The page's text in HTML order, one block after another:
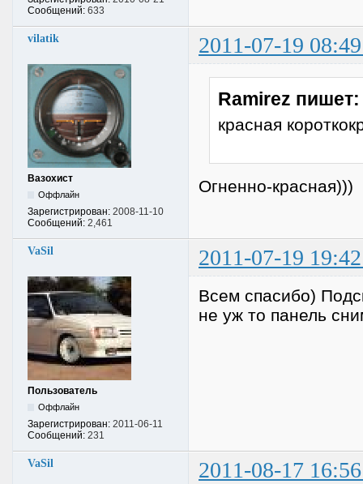
Сообщений: 633
vilatik 2011-07-19
Вазохист
Оффлайн
Зарегистрирован: 2008-11-10
Сообщений: 2,461
Ramirez пишет:
красная
Огненно-красная)))
VaSil 2011-07-19
Пользователь
Оффлайн
Зарегистрирован: 2011-06-11
Сообщений: 231
Всем спасибо)
не уж то панель
VaSil 2011-08-17